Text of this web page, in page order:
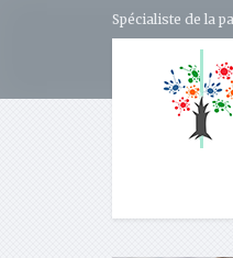
Spécialiste de la